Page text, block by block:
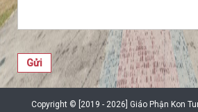
Copyright © [2019 - 2026] Giáo Phận Kon